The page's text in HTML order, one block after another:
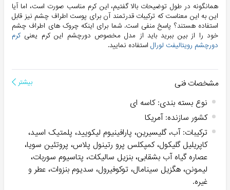
همانگونه در طول توضیحات بالا گفتیم، این کرم مناسب صورت است، اما آیا
این به این معناست که ترکیبات قدرتمند آن برای پوست اطراف چشم نیز قابل
استفاده هستند؟ پاسخ منفی است. شما برای اینکه چروک های اطراف چشم
خود را از بین ببرید باید از مدل مخصوص دورچشم این کرم یعنیکرم
دورچشم رویتالیفت لورال استفاده نمایید.
مشخصات فنی بیشتر
نوع بسته بندی:کاسه ای
کشور سازنده:آمریکا
ترکیبات:آب، گلیسیرین، پارافینیوم لیکویید، پلمتیک اسید،
کاپریلیل گلیکول، کمپکلس پرو رتینول پلاس، پروتئین سویا،
عصاره گیاه آب بشقابی، بنزیل سالیکات، پتاسیوم سوربات،
لیمونن، هگزیل سینامال، توکوفیرول، سدیوم بنزوات، عطر و
غیره.